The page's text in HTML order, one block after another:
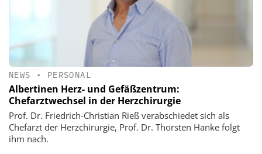
NEWS • PERSONAL
Albertinen Herz- und Gefäßzentrum:
Chefarztwechsel in der Herzchirurgie
Prof. Dr. Friedrich-Christian Rieß verabschiedet sich als
Chefarzt der Herzchirurgie, Prof. Dr. Thorsten Hanke folgt
ihm nach.